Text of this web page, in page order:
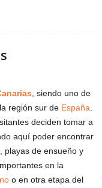
, siendo uno de
región sur de España
deciden tomar a
aquí poder encontrar
playas de ensueño y
en la
o en otra etapa del